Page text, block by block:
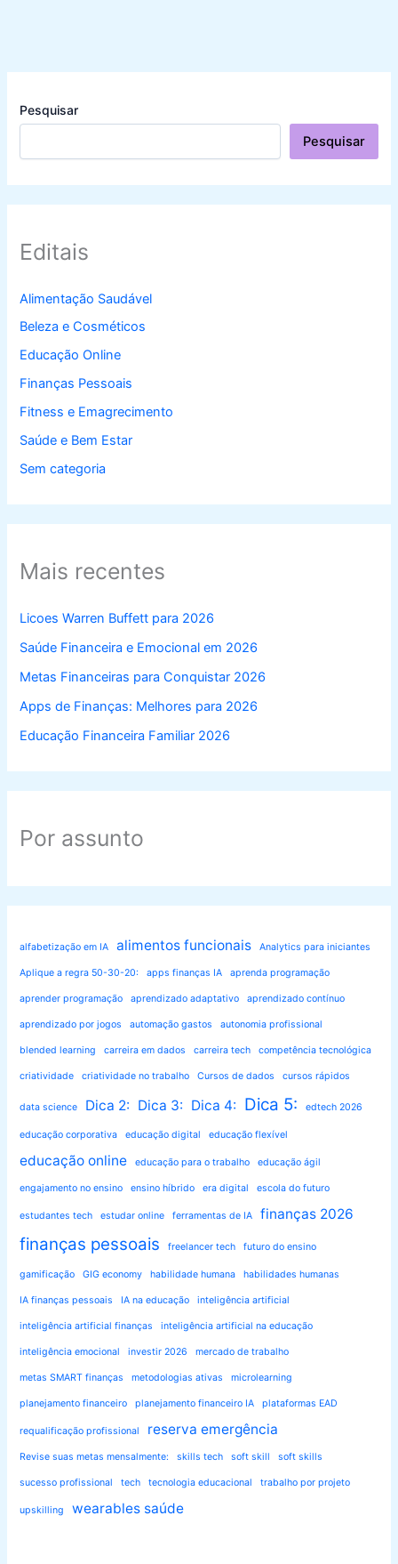
Pesquisar
Pesquisar
Editais
Alimentação Saudável
Beleza e Cosméticos
Educação Online
Finanças Pessoais
Fitness e Emagrecimento
Saúde e Bem Estar
Sem categoria
Mais recentes
Licoes Warren Buffett para 2026
Saúde Financeira e Emocional em 2026
Metas Financeiras para Conquistar 2026
Apps de Finanças: Melhores para 2026
Educação Financeira Familiar 2026
Por assunto
alfabetização em IA alimentos funcionais Analytics para iniciantes
Aplique a regra 50-30-20: apps finanças IA aprenda programação
aprender programação aprendizado adaptativo aprendizado contínuo
aprendizado por jogos automação gastos autonomia profissional
blended learning carreira em dados carreira tech competência tecnológica
criatividade criatividade no trabalho Cursos de dados cursos rápidos
data science Dica 2: Dica 3: Dica 4: Dica 5: edtech 2026
educação corporativa educação digital educação flexível
educação online educação para o trabalho educação ágil
engajamento no ensino ensino híbrido era digital escola do futuro
estudantes tech estudar online ferramentas de IA finanças 2026
finanças pessoais freelancer tech futuro do ensino
gamificação GIG economy habilidade humana habilidades humanas
IA finanças pessoais IA na educação inteligência artificial
inteligência artificial finanças inteligência artificial na educação
inteligência emocional investir 2026 mercado de trabalho
metas SMART finanças metodologias ativas microlearning
planejamento financeiro planejamento financeiro IA plataformas EAD
requalificação profissional reserva emergência
Revise suas metas mensalmente: skills tech soft skill soft skills
sucesso profissional tech tecnologia educacional trabalho por projeto
upskilling wearables saúde